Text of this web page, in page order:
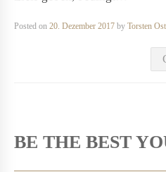
Posted on 20. Dezember 2017 by Torsten
BE THE BEST